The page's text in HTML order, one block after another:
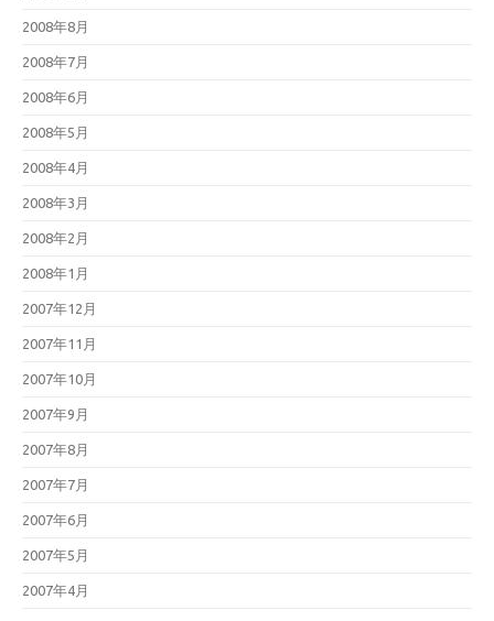
2008年8月
2008年7月
2008年6月
2008年5月
2008年4月
2008年3月
2008年2月
2008年1月
2007年12月
2007年11月
2007年10月
2007年9月
2007年8月
2007年7月
2007年6月
2007年5月
2007年4月